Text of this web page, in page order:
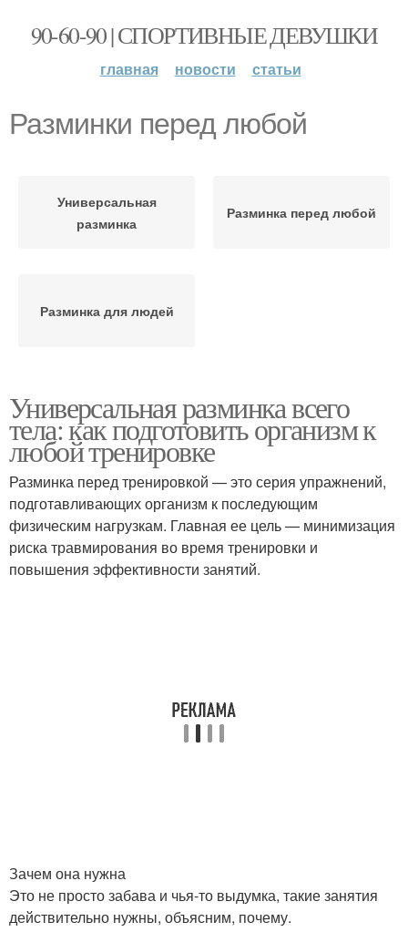
90-60-90 | СПОРТИВНЫЕ ДЕВУШКИ
главная новости статьи
Разминки перед любой
Универсальная
разминка
Разминка перед любой
Разминка для людей
Универсальная разминка всего
тела: как подготовить организм к
любой тренировке
Разминка перед тренировкой — это серия упражнений,
подготавливающих организм к последующим
физическим нагрузкам. Главная ее цель — минимизация
риска травмирования во время тренировки и
повышения эффективности занятий.
Зачем она нужна
Это не просто забава и чья-то выдумка, такие занятия
действительно нужны, объясним, почему.